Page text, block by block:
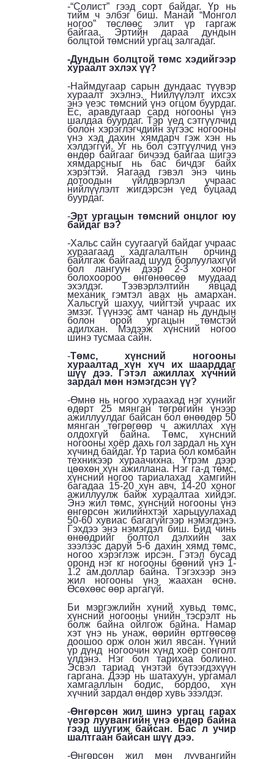
-“Солист” гээд сорт байдаг. Үр нь
тийм ч элбэг биш. Манай “Монгол
ногоо” төслөөс элит үр гаргаж
байгаа. Эртийн дараа дундын
болцтой төмсний ургац залгадаг.
-Дундын болцтой төмс хэдийгээр
хураалт эхлэх үү?
-Наймдугаар сарын дундаас түүвэр
хураалт эхэлнэ. Нийлүүлэлт ихсэх
энэ үеэс төмсний үнэ огцом буурдаг.
Ес, аравдугаар сард ногооны үнэ
шалдаа буурдаг. Тэр үед сэтгүүлчид
болон хэрэглэгчдийн зүгээс ногооны
үнэ хэд дахин хямдарч гэж хэн нь
хэлдэггүй. Уг нь бол сэтгүүлчид үнэ
өндөр байгааг бичээд байгаа шигээ
хямдарсныг нь бас бичдэг байх
хэрэгтэй. Яагаад гэвэл энэ чинь
дотоодын үйлдвэрлэл учраас
нийлүүлэлт жигдэрсэн үед буцаад
буурдаг.
-Эрт ургацын төмсний онцлог юу
байдаг вэ?
-Хальс сайн суугаагүй байдаг учраас
хураагаад хадгалалтын орчинд
байлгаж байгаад шууд борлуулахгүй
бол лангуун дээр 2-3 хоног
болохоороо өнгөнөөсөө муудаад
эхэлдэг. Тээвэрлэлтийн явцад
механик гэмтэл авах нь амархан.
Хальсгүй шахуу, чийгтэй учраас их
эмзэг. Түүнээс амт чанар нь дундын
болон орой ургацын төмстэй
адилхан. Мэдээж хүнсний ногоо
шинэ тусмаа сайн.
-Төмс, хүнсний ногооны
хураалтад хүн хүч их шаарддаг
шүү дээ. Гэтэл ажиллах хүчний
зардал мөн нэмэгдсэн үү?
-Өмнө нь ногоо хураахад нэг хүнийг
өдөрт 25 мянган төгрөгийн үнээр
ажиллуулдаг байсан бол өнөөдөр 50
мянган төгрөгөөр ч ажиллах хүн
олдохгүй байна. Төмс, хүнсний
ногооны хоёр дахь гол зардал нь хүн
хүчинд байдаг. Үр тариа бол комбайн
техникээр хураачихна. Үтрэм дээр
цөөхөн хүн ажиллана. Нэг га-д төмс,
хүнсний ногоо тариалахад хамгийн
багадаа 15-20 хүн авч, 14-20 хоног
ажиллуулж байж хураалтаа хийдэг.
Энэ жил төмс, хүнсний ногооны үнэ
өнгөрсөн жилийнхтэй харьцуулахад
50-60 хувиас багагүйгээр нэмэгдэнэ.
Гэхдээ энэ нэмэгдэл биш. Бид чинь
өнөөдрийг болтол дэлхийн зах
зээлээс даруй 5-6 дахин хямд төмс,
ногоо хэрэглэж ирсэн. Гэтэл бусад
оронд нэг кг ногооны бөөний үнэ 1-
1.2 ам.доллар байна. Тэгэхээр энэ
жил ногооны үнэ жаахан өснө.
Өсөхөөс өөр аргагүй.
Би мэргэжлийн хүний хувьд төмс,
хүнсний ногооны үнийн тэсрэлт нь
болж байна ойлгож байна. Намар
хэт үнэ нь унаж, өөрийн өртгөөсөө
доошоо орж олон жил явсан. Үүний
үр дүнд ногоочин хүнд хоёр сонголт
үлдэнэ. Нэг бол тарихаа болино.
Эсвэл тариад үнэтэй бүтээгдэхүүн
гаргана. Дээр нь шатахуун, ургамал
хамгааллын бодис, бордоо, хүн
хүчний зардал өндөр хувь эзэлдэг.
-Өнгөрсөн жил шинэ ургац гарах
үеэр луувангийн үнэ өндөр байна
гээд шуугиж байсан. Бас л учир
шалтгаан байсан шүү дээ.
-Өнгөрсөн жил мөн луувангийн